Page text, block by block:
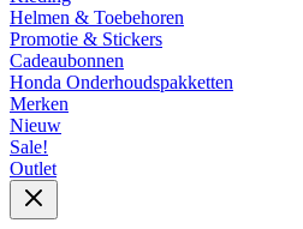
Helmen & Toebehoren
Promotie & Stickers
Cadeaubonnen
Honda Onderhoudspakketten
Merken
Nieuw
Sale!
Outlet